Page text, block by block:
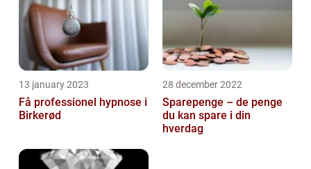
13 january 2023
Få professionel hypnose i
Birkerød
28 december 2022
Sparepenge – de penge
du kan spare i din
hverdag